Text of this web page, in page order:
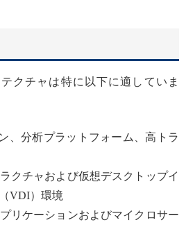
クチャは特に以下に適していま
、分析プラットフォーム、高トラ
クチャおよび仮想デスクトップイ
VDI）環境
リケーションおよびマイクロサー